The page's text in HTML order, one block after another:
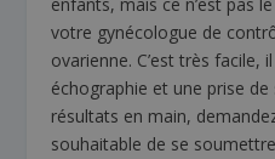
votre gynécologue de
ovarienne. C’est très facile,
échographie et une prise
résultats en main,
souhaitable de se